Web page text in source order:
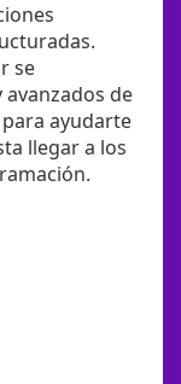
se
de
para ayudarte
llegar a los